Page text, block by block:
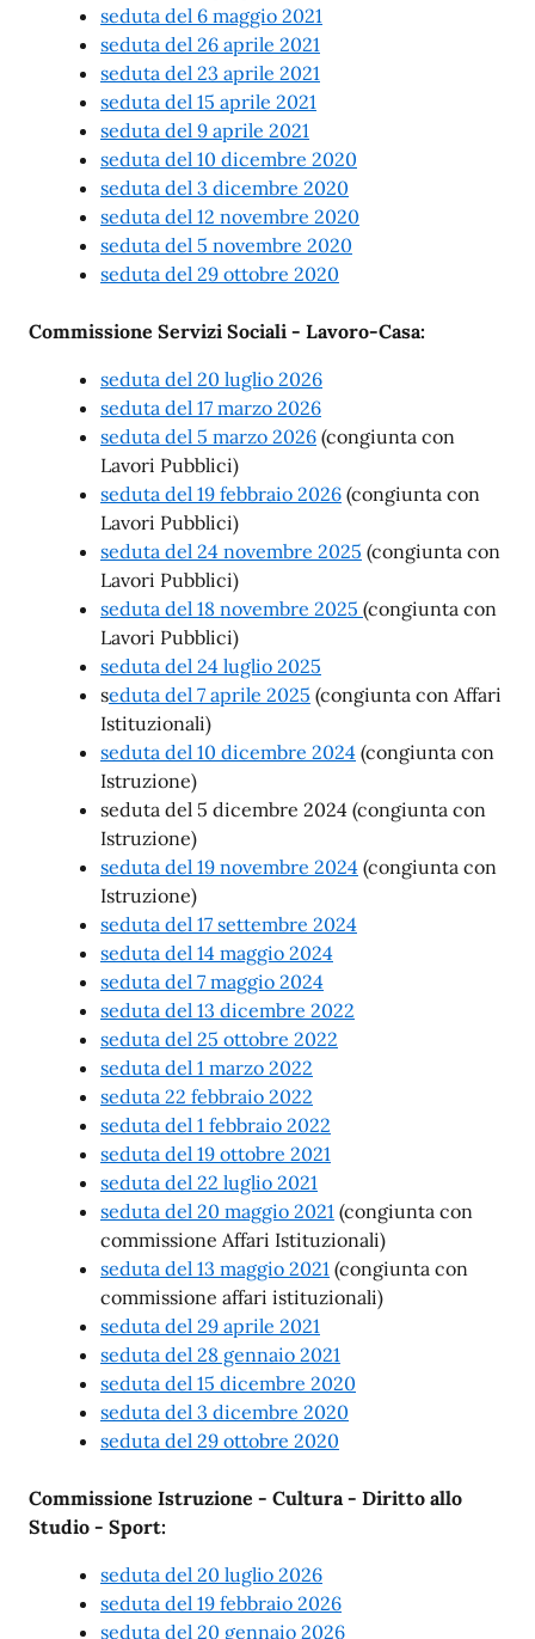
seduta del 6 maggio 2021
seduta del 26 aprile 2021
seduta del 23 aprile 2021
seduta del 15 aprile 2021
seduta del 9 aprile 2021
seduta del 10 dicembre 2020
seduta del 3 dicembre 2020
seduta del 12 novembre 2020
seduta del 5 novembre 2020
seduta del 29 ottobre 2020
Commissione Servizi Sociali - Lavoro-Casa:
seduta del 20 luglio 2026
seduta del 17 marzo 2026
seduta del 5 marzo 2026 (congiunta con
Lavori Pubblici)
seduta del 19 febbraio 2026 (congiunta con
Lavori Pubblici)
seduta del 24 novembre 2025 (congiunta con
Lavori Pubblici)
seduta del 18 novembre 2025 (congiunta con
Lavori Pubblici)
seduta del 24 luglio 2025
seduta del 7 aprile 2025 (congiunta con Affari
Istituzionali)
seduta del 10 dicembre 2024 (congiunta con
Istruzione)
seduta del 5 dicembre 2024 (congiunta con
Istruzione)
seduta del 19 novembre 2024 (congiunta con
Istruzione)
seduta del 17 settembre 2024
seduta del 14 maggio 2024
seduta del 7 maggio 2024
seduta del 13 dicembre 2022
seduta del 25 ottobre 2022
seduta del 1 marzo 2022
seduta 22 febbraio 2022
seduta del 1 febbraio 2022
seduta del 19 ottobre 2021
seduta del 22 luglio 2021
seduta del 20 maggio 2021 (congiunta con
commissione Affari Istituzionali)
seduta del 13 maggio 2021 (congiunta con
commissione affari istituzionali)
seduta del 29 aprile 2021
seduta del 28 gennaio 2021
seduta del 15 dicembre 2020
seduta del 3 dicembre 2020
seduta del 29 ottobre 2020
Commissione Istruzione - Cultura - Diritto allo
Studio - Sport:
seduta del 20 luglio 2026
seduta del 19 febbraio 2026
seduta del 20 gennaio 2026